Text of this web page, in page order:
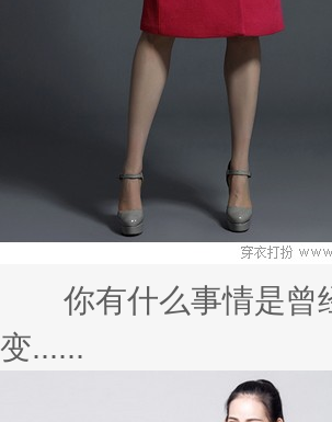
你有什么事情是曾经
变......